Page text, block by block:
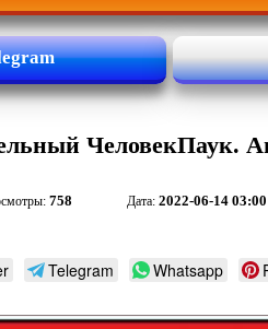
ЧеловекПаук.
758 Дата: 2022-06-14 03:00
Telegram Whatsapp